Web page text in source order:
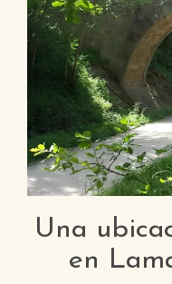
Una
en